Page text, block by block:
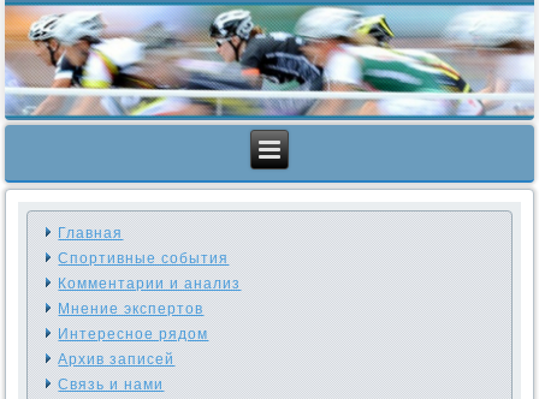
Главная
Спортивные события
Комментарии и анализ
Мнение экспертов
Интересное рядом
Архив записей
Связь и нами